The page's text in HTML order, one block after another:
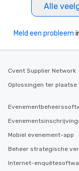
Alle
Meld een probleem
Cvent Supplier Network
Oplossingen ter plaatse
Mobiel evenement-app
Beheer strategische
Internet-